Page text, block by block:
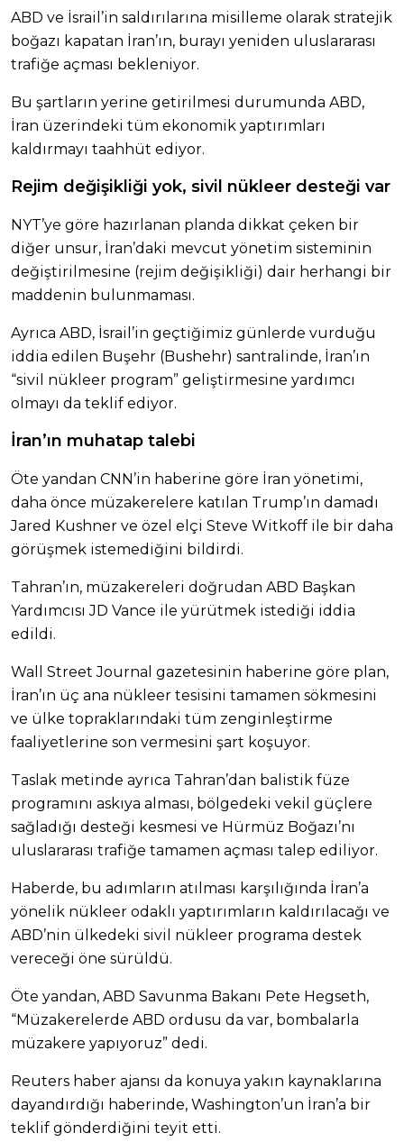
ABD ve İsrail’in saldırılarına misilleme olarak stratejik
boğazı kapatan İran’ın, burayı yeniden uluslararası
trafiğe açması bekleniyor.
Bu şartların yerine getirilmesi durumunda ABD,
İran üzerindeki tüm ekonomik yaptırımları
kaldırmayı taahhüt ediyor.
Rejim değişikliği yok, sivil nükleer desteği var
NYT’ye göre hazırlanan planda dikkat çeken bir
diğer unsur, İran’daki mevcut yönetim sisteminin
değiştirilmesine (rejim değişikliği) dair herhangi bir
maddenin bulunmaması.
Ayrıca ABD, İsrail’in geçtiğimiz günlerde vurduğu
iddia edilen Buşehr (Bushehr) santralinde, İran’ın
“sivil nükleer program” geliştirmesine yardımcı
olmayı da teklif ediyor.
İran’ın muhatap talebi
Öte yandan CNN’in haberine göre İran yönetimi,
daha önce müzakerelere katılan Trump’ın damadı
Jared Kushner ve özel elçi Steve Witkoff ile bir daha
görüşmek istemediğini bildirdi.
Tahran’ın, müzakereleri doğrudan ABD Başkan
Yardımcısı JD Vance ile yürütmek istediği iddia
edildi.
Wall Street Journal gazetesinin haberine göre plan,
İran’ın üç ana nükleer tesisini tamamen sökmesini
ve ülke topraklarındaki tüm zenginleştirme
faaliyetlerine son vermesini şart koşuyor.
Taslak metinde ayrıca Tahran’dan balistik füze
programını askıya alması, bölgedeki vekil güçlere
sağladığı desteği kesmesi ve Hürmüz Boğazı’nı
uluslararası trafiğe tamamen açması talep ediliyor.
Haberde, bu adımların atılması karşılığında İran’a
yönelik nükleer odaklı yaptırımların kaldırılacağı ve
ABD’nin ülkedeki sivil nükleer programa destek
vereceği öne sürüldü.
Öte yandan, ABD Savunma Bakanı Pete Hegseth,
“Müzakerelerde ABD ordusu da var, bombalarla
müzakere yapıyoruz” dedi.
Reuters haber ajansı da konuya yakın kaynaklarına
dayandırdığı haberinde, Washington’un İran’a bir
teklif gönderdiğini teyit etti.